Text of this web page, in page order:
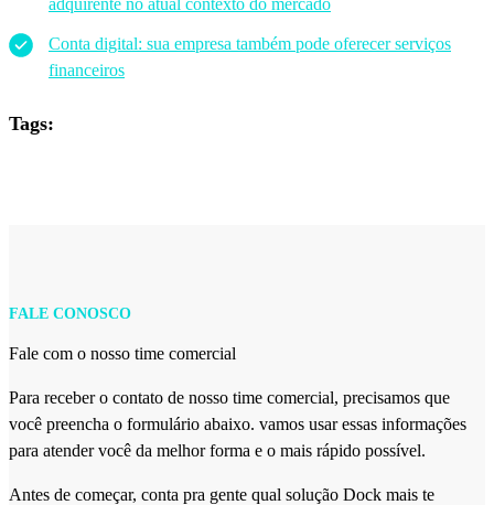
Conta digital: sua empresa também pode oferecer serviços
financeiros
Tags:
FALE CONOSCO
Fale com o nosso time comercial
Para receber o contato de nosso time comercial, precisamos que
você preencha o formulário abaixo. vamos usar essas informações
para atender você da melhor forma e o mais rápido possível.
Antes de começar, conta pra gente qual solução Dock mais te